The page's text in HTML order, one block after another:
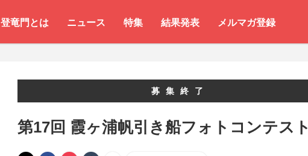
登竜門とは ニュース 特集 結果発表 メルマガ登録
募集終了
第17回 霞ヶ浦帆引き船フォトコンテスト